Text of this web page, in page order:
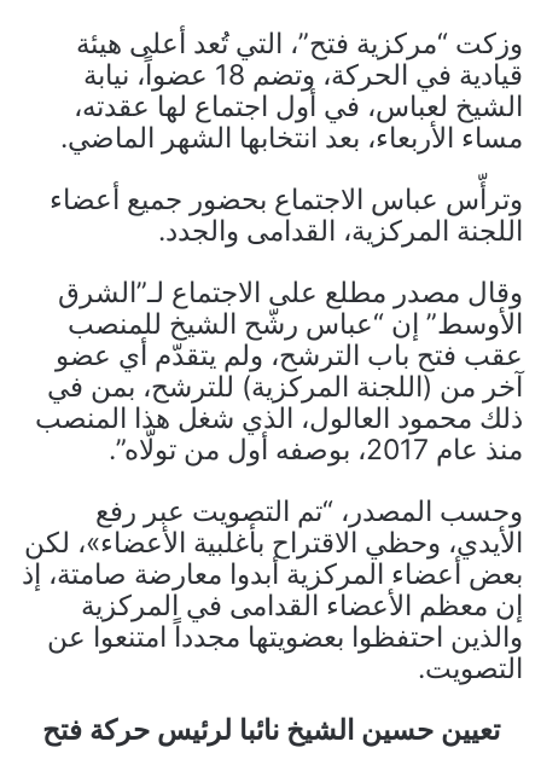
وزكت “مركزية فتح”، التي تُعد أعلى هيئة
قيادية في الحركة، وتضم 18 عضواً، نيابة
الشيخ لعباس، في أول اجتماع لها عقدته،
مساء الأربعاء، بعد انتخابها الشهر الماضي.
وترأّس عباس الاجتماع بحضور جميع أعضاء
اللجنة المركزية، القدامى والجدد.
وقال مصدر مطلع على الاجتماع لـ”الشرق
الأوسط” إن “عباس رشّح الشيخ للمنصب
عقب فتح باب الترشح، ولم يتقدّم أي عضو
آخر من (اللجنة المركزية) للترشح، بمن في
ذلك محمود العالول، الذي شغل هذا المنصب
منذ عام 2017، بوصفه أول من تولّاه”.
وحسب المصدر، “تم التصويت عبر رفع
الأيدي، وحظي الاقتراح بأغلبية الأعضاء»، لكن
بعض أعضاء المركزية أبدوا معارضة صامتة، إذ
إن معظم الأعضاء القدامى في المركزية
والذين احتفظوا بعضويتها مجدداً امتنعوا عن
التصويت.
تعيين حسين الشيخ نائبا لرئيس حركة فتح